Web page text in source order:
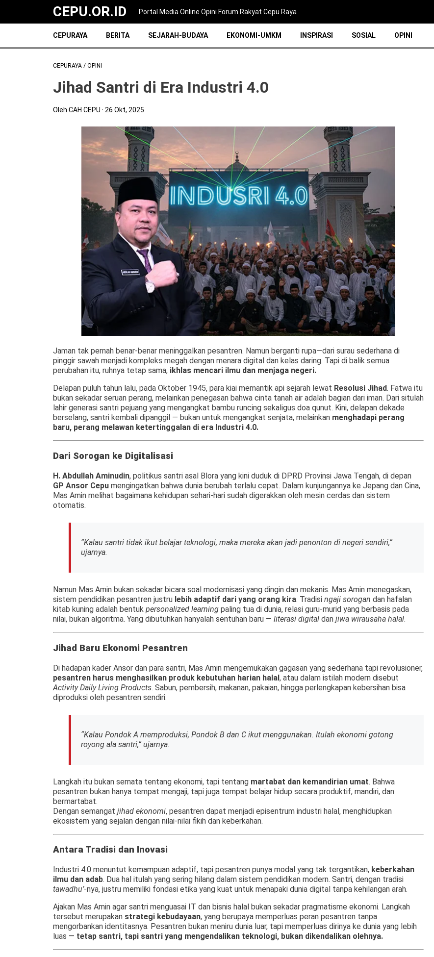
CEPU.OR.ID Portal Media Online Opini Forum Rakyat Cepu Raya
CEPURAYA BERITA SEJARAH-BUDAYA EKONOMI-UMKM INSPIRASI SOSIAL OPINI
CEPURAYA / OPINI
Jihad Santri di Era Industri 4.0
Oleh CAH CEPU 26 Okt, 2025
Jaman tak pernah benar-benar meninggalkan pesantren. Namun berganti rupa—dari surau sederhana di
pinggir sawah menjadi kompleks megah dengan menara digital dan kelas daring. Tapi di balik semua
perubahan itu, ruhnya tetap sama, ikhlas mencari ilmu dan menjaga negeri.
Delapan puluh tahun lalu, pada Oktober 1945, para kiai memantik api sejarah lewat Resolusi Jihad. Fatwa itu
bukan sekadar seruan perang, melainkan penegasan bahwa cinta tanah air adalah bagian dari iman. Dari situlah
lahir generasi santri pejuang yang mengangkat bambu runcing sekaligus doa qunut. Kini, delapan dekade
berselang, santri kembali dipanggil — bukan untuk mengangkat senjata, melainkan menghadapi perang
baru, perang melawan ketertinggalan di era Industri 4.0.
Dari Sorogan ke Digitalisasi
H. Abdullah Aminudin, politikus santri asal Blora yang kini duduk di DPRD Provinsi Jawa Tengah, di depan
GP Ansor Cepu mengingatkan bahwa dunia berubah terlalu cepat. Dalam kunjungannya ke Jepang dan Cina,
Mas Amin melihat bagaimana kehidupan sehari-hari sudah digerakkan oleh mesin cerdas dan sistem
otomatis.
“Kalau santri tidak ikut belajar teknologi, maka mereka akan jadi penonton di negeri sendiri,”
ujarnya.
Namun Mas Amin bukan sekadar bicara soal modernisasi yang dingin dan mekanis. Mas Amin menegaskan,
sistem pendidikan pesantren justru lebih adaptif dari yang orang kira. Tradisi ngaji sorogan dan hafalan
kitab kuning adalah bentuk personalized learning paling tua di dunia, relasi guru-murid yang berbasis pada
nilai, bukan algoritma. Yang dibutuhkan hanyalah sentuhan baru — literasi digital dan jiwa wirausaha halal.
Jihad Baru Ekonomi Pesantren
Di hadapan kader Ansor dan para santri, Mas Amin mengemukakan gagasan yang sederhana tapi revolusioner,
pesantren harus menghasilkan produk kebutuhan harian halal, atau dalam istilah modern disebut
Activity Daily Living Products. Sabun, pembersih, makanan, pakaian, hingga perlengkapan kebersihan bisa
diproduksi oleh pesantren sendiri.
“Kalau Pondok A memproduksi, Pondok B dan C ikut menggunakan. Itulah ekonomi gotong
royong ala santri,” ujarnya.
Langkah itu bukan semata tentang ekonomi, tapi tentang martabat dan kemandirian umat. Bahwa
pesantren bukan hanya tempat mengaji, tapi juga tempat belajar hidup secara produktif, mandiri, dan
bermartabat.
Dengan semangat jihad ekonomi, pesantren dapat menjadi episentrum industri halal, menghidupkan
ekosistem yang sejalan dengan nilai-nilai fikih dan keberkahan.
Antara Tradisi dan Inovasi
Industri 4.0 menuntut kemampuan adaptif, tapi pesantren punya modal yang tak tergantikan, keberkahan
ilmu dan adab. Dua hal itulah yang sering hilang dalam sistem pendidikan modern. Santri, dengan tradisi
tawadhu’-nya, justru memiliki fondasi etika yang kuat untuk menapaki dunia digital tanpa kehilangan arah.
Ajakan Mas Amin agar santri menguasai IT dan bisnis halal bukan sekadar pragmatisme ekonomi. Langkah
tersebut merupakan strategi kebudayaan, yang berupaya memperluas peran pesantren tanpa
mengorbankan identitasnya. Pesantren bukan meniru dunia luar, tapi memperluas dirinya ke dunia yang lebih
luas — tetap santri, tapi santri yang mengendalikan teknologi, bukan dikendalikan olehnya.